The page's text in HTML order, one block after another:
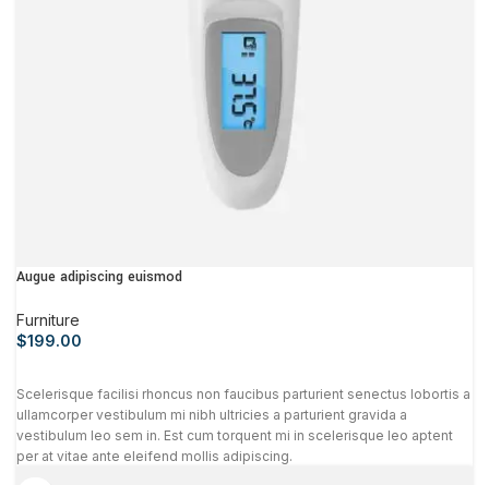
Augue adipiscing euismod
Furniture
$199.00
Scelerisque facilisi rhoncus non faucibus parturient senectus lobortis a
ullamcorper vestibulum mi nibh ultricies a parturient gravida a
vestibulum leo sem in. Est cum torquent mi in scelerisque leo aptent
per at vitae ante eleifend mollis adipiscing.